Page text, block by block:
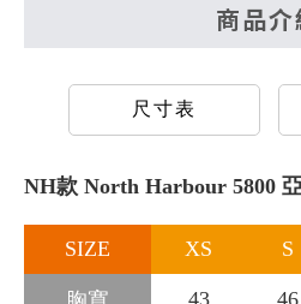
商品介
尺寸表
NH款 North Harbour 5800
SIZE XS S